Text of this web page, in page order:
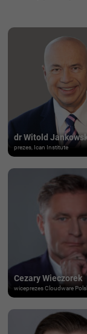
dr Witold
prezes, Ican Institute
Cezary Wieczorek
wiceprezes Cloudware